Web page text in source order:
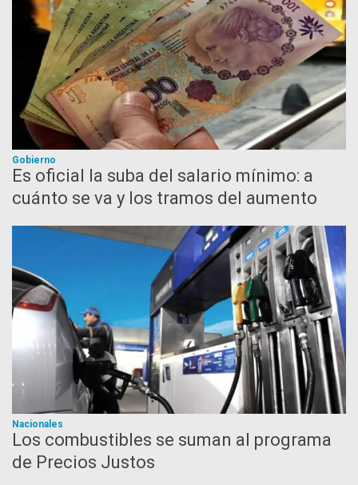
Gobierno
Es oficial la suba del salario mínimo: a
cuánto se va y los tramos del aumento
Nacionales
Los combustibles se suman al programa
de Precios Justos